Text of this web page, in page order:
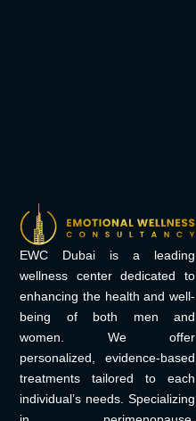
EWC Dubai is a leading
wellness center dedicated to
enhancing the health and well-
being of both men and
women. We offer
personalized, evidence-based
treatments tailored to each
individual’s needs. Specializing